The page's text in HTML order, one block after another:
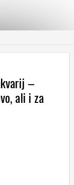
–
ali i za